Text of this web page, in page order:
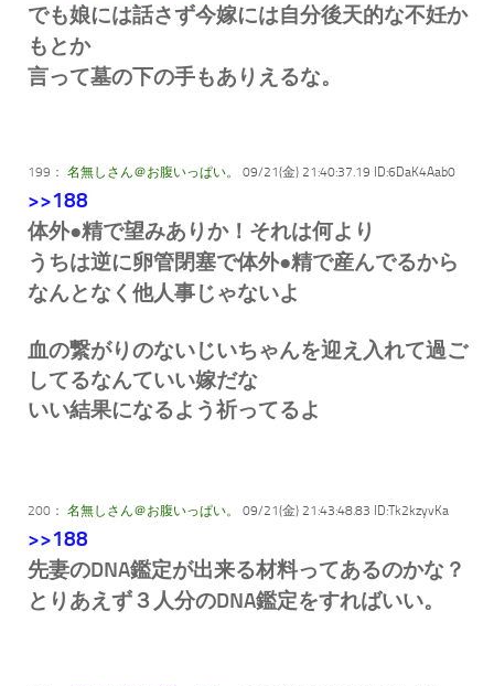
でも娘には話さず今嫁には自分後天的な不妊か
もとか
言って墓の下の手もありえるな。
199： 名無しさん＠お腹いっぱい。 09/21(金) 21:40:37.19 ID:6DaK4Aab0
>>188
体外●精で望みありか！それは何より
うちは逆に卵管閉塞で体外●精で産んでるから
なんとなく他人事じゃないよ
血の繋がりのないじいちゃんを迎え入れて過ご
してるなんていい嫁だな
いい結果になるよう祈ってるよ
200： 名無しさん＠お腹いっぱい。 09/21(金) 21:43:48.83 ID:Tk2kzyvKa
>>188
先妻のDNA鑑定が出来る材料ってあるのかな？
とりあえず３人分のDNA鑑定をすればいい。